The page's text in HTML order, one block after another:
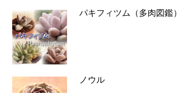
パキフィツム（多肉図鑑）
ノウル